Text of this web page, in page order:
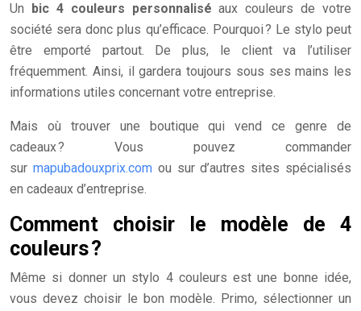
Un bic 4 couleurs personnalisé aux couleurs de votre
société sera donc plus qu’efficace. Pourquoi ? Le stylo peut
être emporté partout. De plus, le client va l’utiliser
fréquemment. Ainsi, il gardera toujours sous ses mains les
informations utiles concernant votre entreprise.
Mais où trouver une boutique qui vend ce genre de
cadeaux ? Vous pouvez commander
sur mapubadouxprix.comou sur d’autres sites spécialisés
en cadeaux d’entreprise.
Comment choisir le modèle de 4
couleurs ?
Même si donner un stylo 4 couleurs est une bonne idée,
vous devez choisir le bon modèle. Primo, sélectionner un